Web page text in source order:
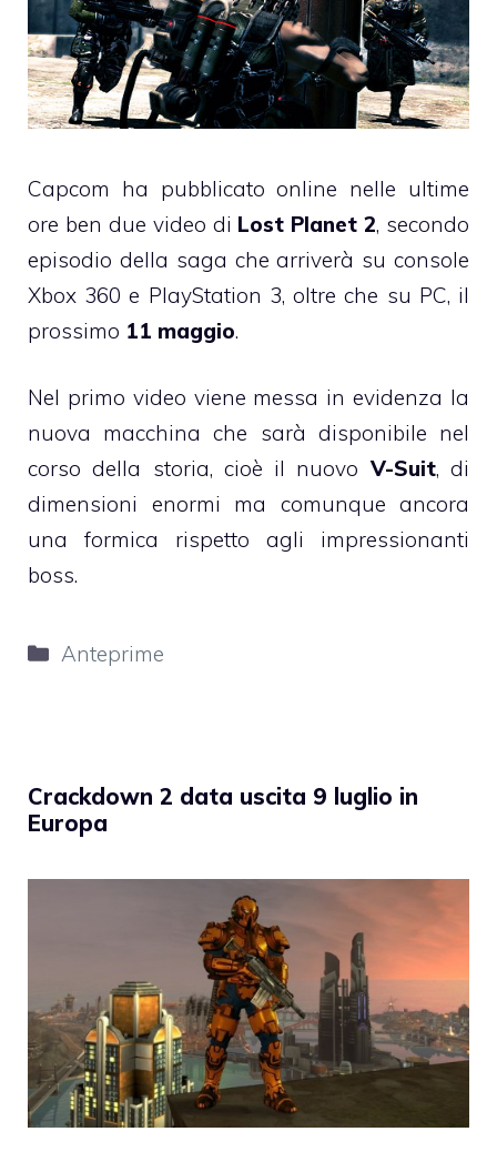
Capcom ha pubblicato online nelle ultime
ore ben due video di Lost Planet 2, secondo
episodio della saga che arriverà su console
Xbox 360 e PlayStation 3, oltre che su PC, il
prossimo 11 maggio.
Nel primo video viene messa in evidenza la
nuova macchina che sarà disponibile nel
corso della storia, cioè il nuovoV-Suit, di
dimensioni enormi ma comunque ancora
una formica rispetto agli impressionanti
boss.
Categorie
Anteprime
Crackdown 2 data uscita 9 luglio in
Europa